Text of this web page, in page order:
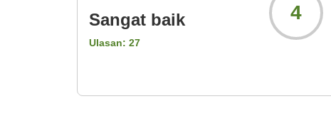
Sangat baik
Ulasan: 27
4